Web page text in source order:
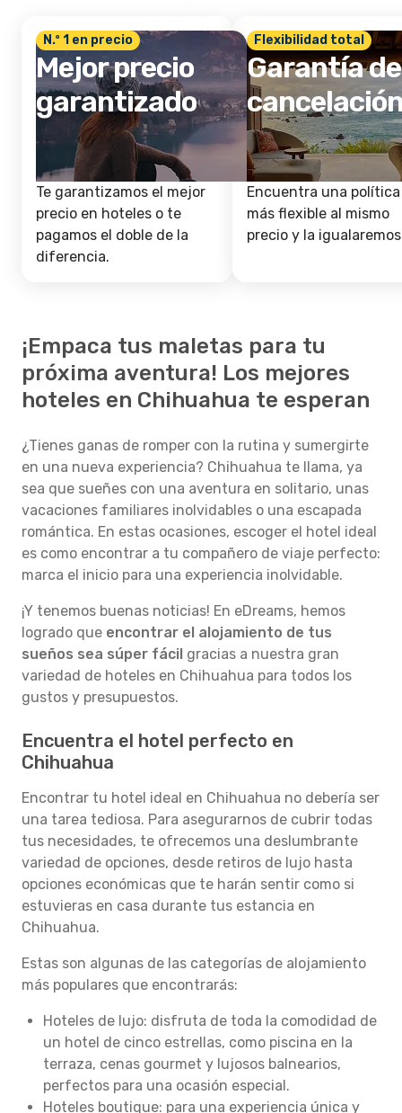
N.º 1 en precio
Mejor precio
garantizado
Te garantizamos el mejor
precio en hoteles o te
pagamos el doble de la
diferencia.
Flexibilidad total
Garantía de
Encuentra una política
más flexible al mismo
precio y la
¡Empaca tus maletas para tu
próxima aventura! Los mejores
hoteles en Chihuahua te esperan
¿Tienes ganas de romper con la rutina y sumergirte
en una nueva experiencia? Chihuahua te llama, ya
sea que sueñes con una aventura en solitario, unas
vacaciones familiares inolvidables o una escapada
romántica. En estas ocasiones, escoger el hotel ideal
es como encontrar a tu compañero de viaje perfecto:
marca el inicio para una experiencia inolvidable.
¡Y tenemos buenas noticias! En eDreams, hemos
logrado que encontrar el alojamiento de tus
sueños sea súper fácil gracias a nuestra gran
variedad de hoteles en Chihuahua para todos los
gustos y presupuestos.
Encuentra el hotel perfecto en
Chihuahua
Encontrar tu hotel ideal en Chihuahua no debería ser
una tarea tediosa. Para asegurarnos de cubrir todas
tus necesidades, te ofrecemos una deslumbrante
variedad de opciones, desde retiros de lujo hasta
opciones económicas que te harán sentir como si
estuvieras en casa durante tus estancia en
Chihuahua.
Estas son algunas de las categorías de alojamiento
más populares que encontrarás:
Hoteles de lujo: disfruta de toda la comodidad de
un hotel de cinco estrellas, como piscina en la
terraza, cenas gourmet y lujosos balnearios,
perfectos para una ocasión especial.
Hoteles boutique: para una experiencia única y